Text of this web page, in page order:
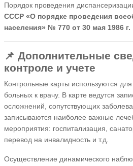
Порядок проведения
СССР «О порядке проведения
населения» № 770 от 30 мая 1986 г.
📌 Дополнительные
контроле и учете
Контрольные карты используются
больных к врачу. В карте ведутся
осложнений, сопутствующих
записываются наиболее важные
мероприятия: госпитализация,
перевод на инвалидность и т.д.
Осуществление динамического